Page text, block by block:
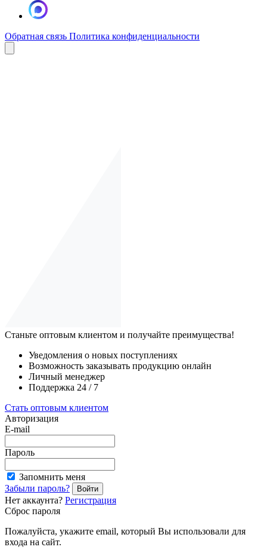
Обратная связь Политика конфиденциальности
Станьте оптовым клиентом и получайте преимущества!
Уведомления о новых поступлениях
Возможность заказывать продукцию онлайн
Личный менеджер
Поддержка 24 / 7
Стать оптовым клиентом
Авторизация
E-mail
Пароль
Запомнить меня
Забыли пароль?
Войти
Нет аккаунта? Регистрация
Сброс пароля
Пожалуйста, укажите email, который Вы использовали для
входа на сайт.